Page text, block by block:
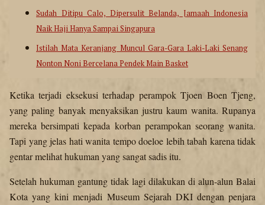
Sudah Ditipu Calo, Dipersulit Belanda, Jamaah Indonesia
Naik Haji Hanya Sampai Singapura
Istilah Mata Keranjang Muncul Gara-Gara Laki-Laki Senang
Nonton Noni Bercelana Pendek Main Basket
Ketika terjadi eksekusi terhadap perampok Tjoen Boen Tjeng,
yang paling banyak menyaksikan justru kaum wanita. Rupanya
mereka bersimpati kepada korban perampokan seorang wanita.
Tapi yang jelas hati wanita tempo doeloe lebih tabah karena tidak
gentar melihat hukuman yang sangat sadis itu.
Setelah hukuman gantung tidak lagi dilakukan di alun-alun Balai
Kota yang kini menjadi Museum Sejarah DKI dengan penjara